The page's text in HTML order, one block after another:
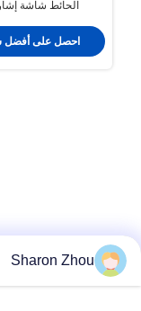
احصل على أفضل
Sharon Zhou